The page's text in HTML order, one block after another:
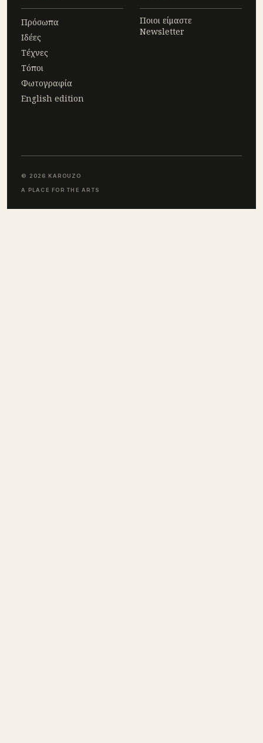
Πρόσωπα
Ιδέες
Τέχνες
Τόποι
Φωτογραφία
English edition
Ποιοι είμαστε
Newsletter
© 2026 KAROUZO
A PLACE FOR THE ARTS